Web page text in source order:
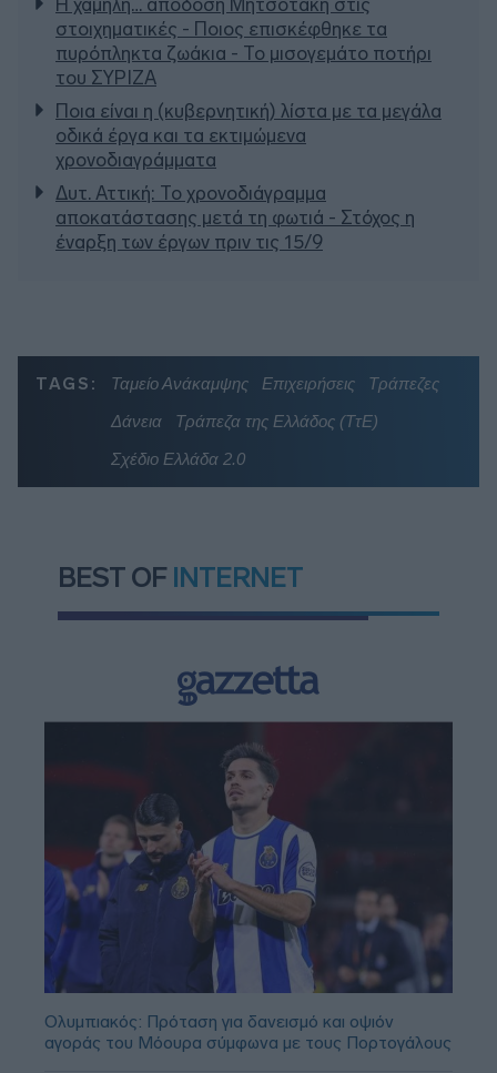
στοιχηματικές - Ποιος επισκέφθηκε τα
πυρόπληκτα ζωάκια - Το μισογεμάτο ποτήρι
του ΣΥΡΙΖΑ
Ποια είναι η (κυβερνητική) λίστα με τα μεγάλα
οδικά έργα και τα εκτιμώμενα
χρονοδιαγράμματα
Δυτ. Αττική: Το χρονοδιάγραμμα
αποκατάστασης μετά τη φωτιά - Στόχος η
έναρξη των έργων πριν τις 15/9
TAGS: Ταμείο Ανάκαμψης Επιχειρήσεις
Τράπεζες
Δάνεια
Τράπεζα της Ελλάδος (ΤτΕ)
Σχέδιο Ελλάδα 2.0
BEST OF INTERNET
Ολυμπιακός: Πρόταση για δανεισμό και οψιόν
αγοράς του Μόουρα σύμφωνα με τους Πορτογάλους